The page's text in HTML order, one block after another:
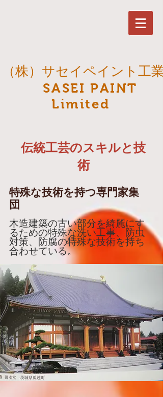
（株）サセイペイント工業
​ SASEI PAINT
Limited
伝統工芸のスキルと技
術
特殊な技術を持つ専門家集
団
​木造建築の古い部分を綺麗にす
るための特殊な洗い工事、防虫
対策、防腐の特殊な技術を持ち
合わせている。